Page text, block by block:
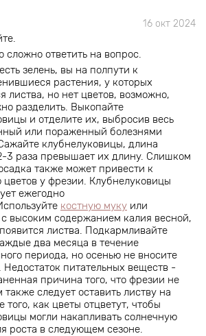
16 окт 2024
сложно ответить на вопрос.
зелень, вы на полпути к
растения, у которых
листва, но нет цветов, возможно,
разделить. Выкопайте
и отделите их, выбросив весь
или пораженный болезнями
клубнелуковицы, длина
3 раза превышает их длину. Слишком
также может привести к
цветов у фрезии. Клубнелуковицы
ежегодно
костную муку или
высоким содержанием калия весной,
листва. Подкармливайте
два месяца в течение
периода, но осенью не вносите
Недостаток питательных веществ -
причина того, что фрезии не
также следует оставить листву на
того, как цветы отцветут, чтобы
могли накапливать солнечную
роста в следующем сезоне.